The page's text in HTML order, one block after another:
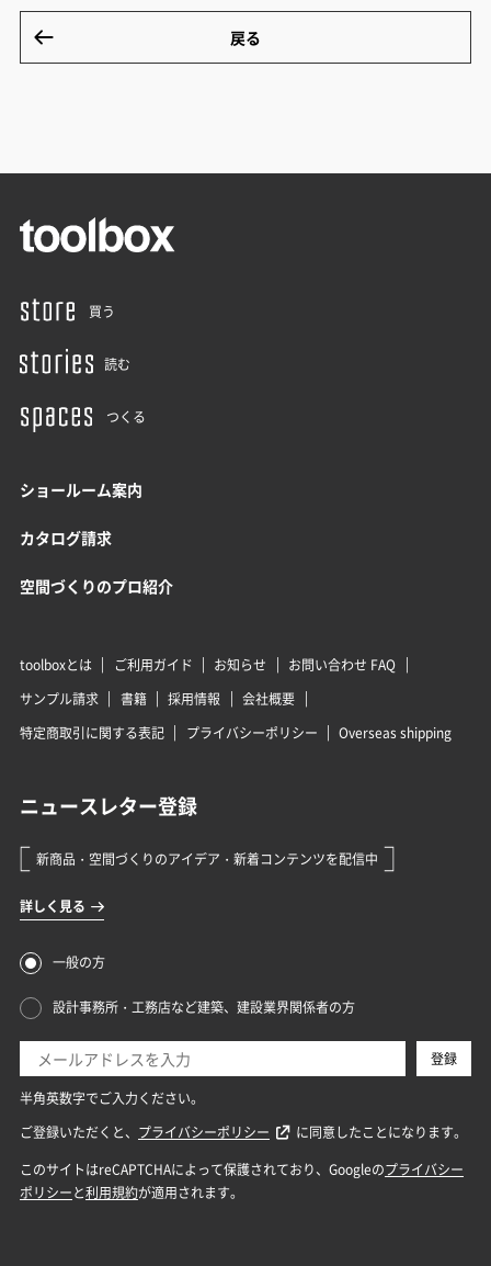
戻る
買う
読む
つくる
ショールーム案内
カタログ請求
空間づくりのプロ紹介
toolboxとは ご利用ガイド お知らせ
お問い合わせ FAQ
サンプル請求
書籍 採用情報
会社概要
特定商取引に関する表記
プライバシーポリシー Overseas shipping